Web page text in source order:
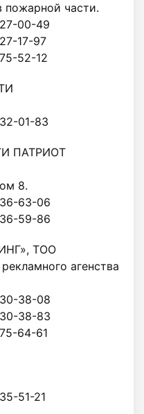
пожарной части.
27-00-49
17-97
75-52-12
32-01-83
ПАТРИОТ
8.
36-63-06
36-59-86
ТОО
агенства
30-38-08
30-38-83
75-64-61
51-21